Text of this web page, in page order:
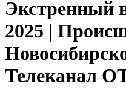
Экстренный
2025 |
Телеканал